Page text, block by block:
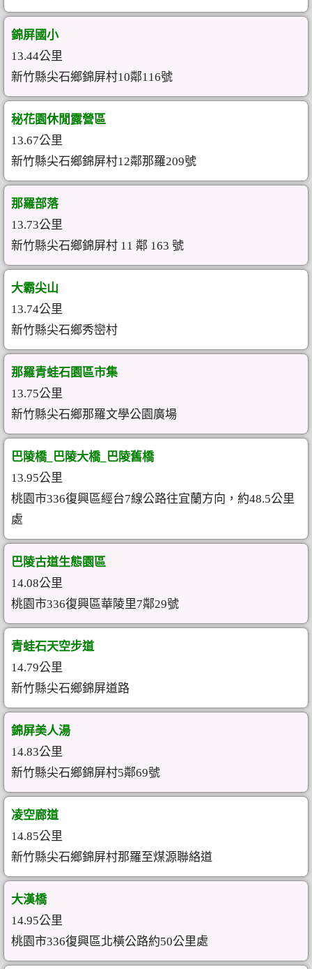
錦屏國小
13.44公里
新竹縣尖石鄉錦屏村10鄰116號
秘花園休閒露營區
13.67公里
新竹縣尖石鄉錦屏村12鄰那羅209號
那羅部落
13.73公里
新竹縣尖石鄉錦屏村 11 鄰 163 號
大霸尖山
13.74公里
新竹縣尖石鄉秀巒村
那羅青蛙石園區市集
13.75公里
新竹縣尖石鄉那羅文學公園廣場
巴陵橋_巴陵大橋_巴陵舊橋
13.95公里
桃園市336復興區經台7線公路往宜蘭方向，約48.5公里
處
巴陵古道生態園區
14.08公里
桃園市336復興區華陵里7鄰29號
青蛙石天空步道
14.79公里
新竹縣尖石鄉錦屏道路
錦屏美人湯
14.83公里
新竹縣尖石鄉錦屏村5鄰69號
凌空廊道
14.85公里
新竹縣尖石鄉錦屏村那羅至煤源聯絡道
大漢橋
14.95公里
桃園市336復興區北橫公路約50公里處